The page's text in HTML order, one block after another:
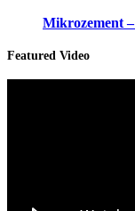
Mikrozement
Featured Video